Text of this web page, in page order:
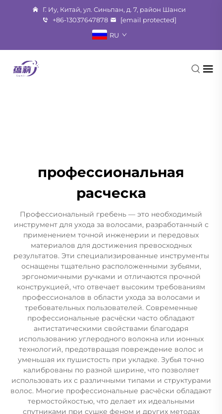
Г. Иу, Китай, ул. Синьпан, д. 7, район Шанси
+86-13037647878
[email protected]
RU
профессиональная
расческа
Профессиональный гребень — это необходимый
инструмент для ухода за волосами, разработанный с
применением точной инженерии и передовых
материалов для достижения превосходных
результатов. Эти специализированные инструменты
оснащены тщательно расположенными зубьями,
эргономичными ручками и отличаются прочной
конструкцией, что отвечает высоким требованиям
профессионалов в области ухода за волосами и
требовательных пользователей. Современные
профессиональные расчёски часто обладают
антистатическими свойствами благодаря
использованию углеродного волокна или ионных
технологий, предотвращая повреждение волос и
уменьшая их пушистость при укладке. Зубья точно
калиброваны по разной ширине, что позволяет
использовать их с различными типами и структурами
волос. Многие профессиональные расчёски обладают
термостойкостью, что делает их идеальными
спутниками при сушке феном и других методах